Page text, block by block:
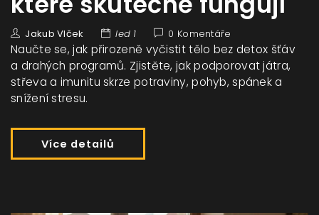
Jakub Vlček led 1 0 Komentáře
Naučte se, jak přirozeně vyčistit tělo bez detox šťáv
a drahých programů. Zjistěte, jak podporovat játra,
střeva a imunitu skrze potraviny, pohyb, spánek a
snížení stresu.
Více detailů